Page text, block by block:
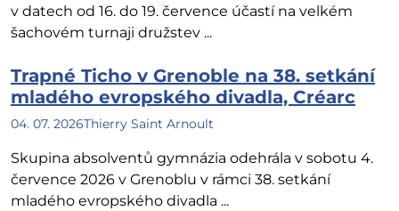
v datech od 16. do 19. července účastí na velkém
šachovém turnaji družstev ...
Trapné Ticho v Grenoble na 38. setkání
mladého evropského divadla, Créarc
04. 07. 2026Thierry Saint Arnoult
Skupina absolventů gymnázia odehrála v sobotu 4.
července 2026 v Grenoblu v rámci 38. setkání
mladého evropského divadla ...